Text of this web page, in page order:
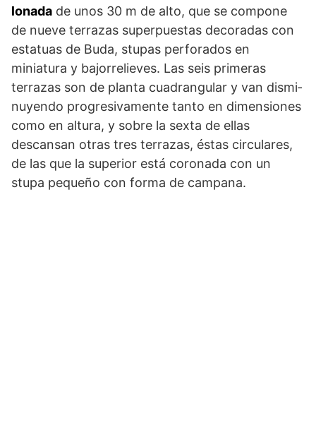
lonada de unos 30 m de alto, que se compone
de nueve terrazas superpuestas decoradas con
estatuas de Buda, stupas perforados en
miniatura y bajorrelieves. Las seis primeras
terrazas son de planta cuadrangular y van dismi­
nuyendo progresivamente tanto en dimensiones
como en altura, y sobre la sexta de ellas
descansan otras tres terrazas, éstas circulares,
de las que la superior está coro­nada con un
stupa pequeño con forma de campana.